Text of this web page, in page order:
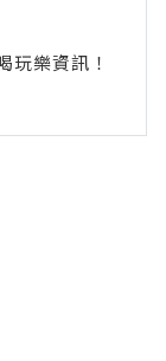
樂資訊！